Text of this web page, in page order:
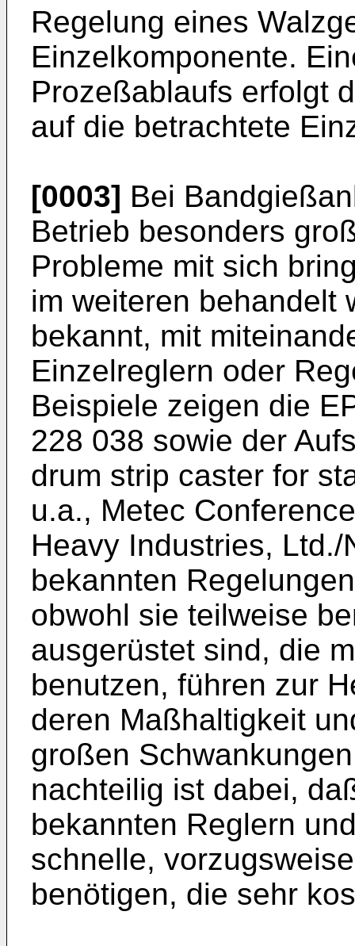
Regelung eines
Einzelkomponente.
Prozeßablaufs erfolgt
auf die betrachtete
[0003] Bei
Betrieb besonders
Probleme mit sich
im weiteren behandelt
bekannt, mit
Einzelreglern oder
Beispiele zeigen die
228 038 sowie der
drum strip caster for
u.a., Metec
Heavy Industries,
bekannten
obwohl sie teilweise
ausgerüstet sind, die
benutzen, führen zur
deren Maßhaltigkeit
großen
nachteilig ist dabei,
bekannten Reglern
schnelle,
benötigen, die sehr